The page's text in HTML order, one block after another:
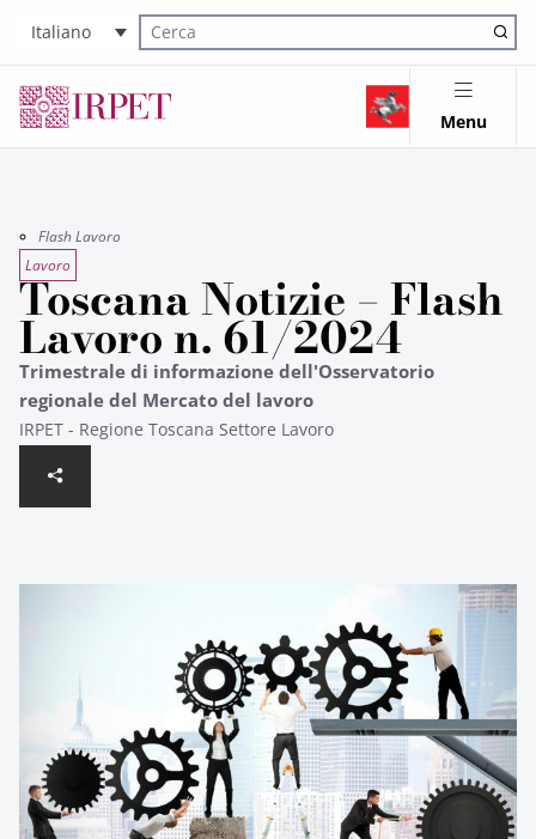
Italiano
Cerca nel sito
Menu
Flash Lavoro
Lavoro
Toscana Notizie – Flash
Lavoro n. 61/2024
Trimestrale di informazione dell'Osservatorio
regionale del Mercato del lavoro
IRPET - Regione Toscana Settore Lavoro